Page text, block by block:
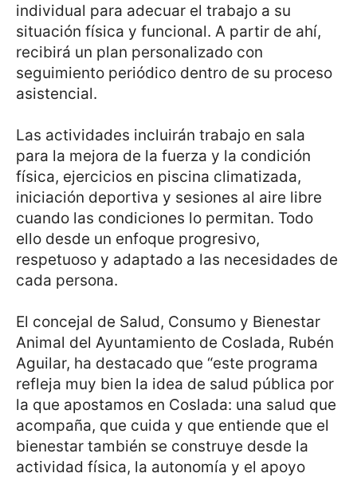
individual para adecuar el trabajo a su
situación física y funcional. A partir de ahí,
recibirá un plan personalizado con
seguimiento periódico dentro de su proceso
asistencial.
Las actividades incluirán trabajo en sala
para la mejora de la fuerza y la condición
física, ejercicios en piscina climatizada,
iniciación deportiva y sesiones al aire libre
cuando las condiciones lo permitan. Todo
ello desde un enfoque progresivo,
respetuoso y adaptado a las necesidades de
cada persona.
El concejal de Salud, Consumo y Bienestar
Animal del Ayuntamiento de Coslada, Rubén
Aguilar, ha destacado que “este programa
refleja muy bien la idea de salud pública por
la que apostamos en Coslada: una salud que
acompaña, que cuida y que entiende que el
bienestar también se construye desde la
actividad física, la autonomía y el apoyo